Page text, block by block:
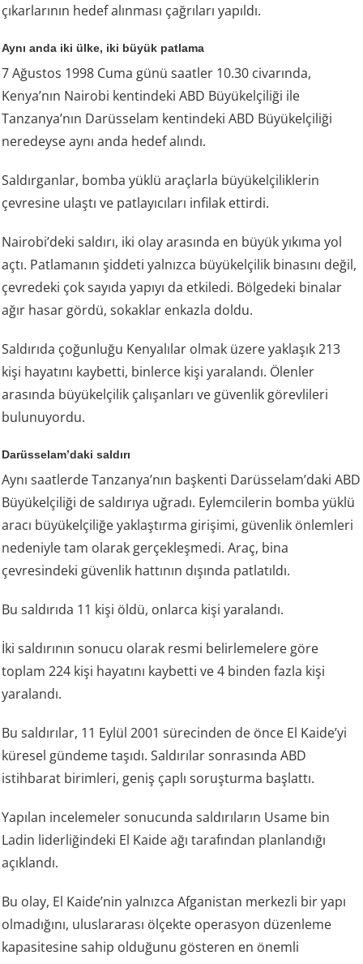
çıkarlarının hedef alınması çağrıları yapıldı.
Aynı anda iki ülke, iki büyük patlama
7 Ağustos 1998 Cuma günü saatler 10.30 civarında,
Kenya’nın Nairobi kentindeki ABD Büyükelçiliği ile
Tanzanya’nın Darüsselam kentindeki ABD Büyükelçiliği
neredeyse aynı anda hedef alındı.
Saldırganlar, bomba yüklü araçlarla büyükelçiliklerin
çevresine ulaştı ve patlayıcıları infilak ettirdi.
Nairobi’deki saldırı, iki olay arasında en büyük yıkıma yol
açtı. Patlamanın şiddeti yalnızca büyükelçilik binasını değil,
çevredeki çok sayıda yapıyı da etkiledi. Bölgedeki binalar
ağır hasar gördü, sokaklar enkazla doldu.
Saldırıda çoğunluğu Kenyalılar olmak üzere yaklaşık 213
kişi hayatını kaybetti, binlerce kişi yaralandı. Ölenler
arasında büyükelçilik çalışanları ve güvenlik görevlileri
bulunuyordu.
Darüsselam’daki saldırı
Aynı saatlerde Tanzanya’nın başkenti Darüsselam’daki ABD
Büyükelçiliği de saldırıya uğradı. Eylemcilerin bomba yüklü
aracı büyükelçiliğe yaklaştırma girişimi, güvenlik önlemleri
nedeniyle tam olarak gerçekleşmedi. Araç, bina
çevresindeki güvenlik hattının dışında patlatıldı.
Bu saldırıda 11 kişi öldü, onlarca kişi yaralandı.
İki saldırının sonucu olarak resmi belirlemelere göre
toplam 224 kişi hayatını kaybetti ve 4 binden fazla kişi
yaralandı.
Bu saldırılar, 11 Eylül 2001 sürecinden de önce El Kaide’yi
küresel gündeme taşıdı. Saldırılar sonrasında ABD
istihbarat birimleri, geniş çaplı soruşturma başlattı.
Yapılan incelemeler sonucunda saldırıların Usame bin
Ladin liderliğindeki El Kaide ağı tarafından planlandığı
açıklandı.
Bu olay, El Kaide’nin yalnızca Afganistan merkezli bir yapı
olmadığını, uluslararası ölçekte operasyon düzenleme
kapasitesine sahip olduğunu gösteren en önemli